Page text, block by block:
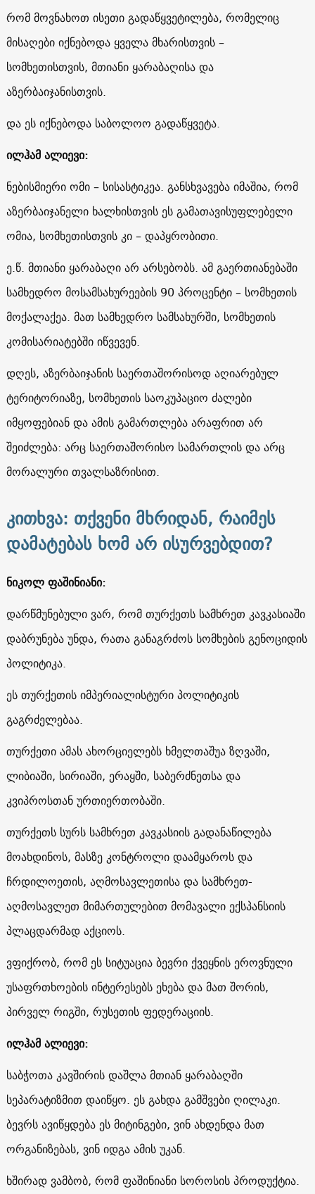
რომ მოვნახოთ ისეთი გადაწყვეტილება, რომელიც
მისაღები იქნებოდა ყველა მხარისთვის –
სომხეთისთვის, მთიანი ყარაბაღისა და
აზერბაიჯანისთვის.
და ეს იქნებოდა საბოლოო გადაწყვეტა.
ილჰამ ალიევი:
ნებისმიერი ომი – სისასტიკეა. განსხვავება იმაშია, რომ
აზერბაიჯანელი ხალხისთვის ეს გამათავისუფლებელი
ომია, სომხეთისთვის კი – დაპყრობითი.
ე.წ. მთიანი ყარაბაღი არ არსებობს. ამ გაერთიანებაში
სამხედრო მოსამსახურეების 90 პროცენტი – სომხეთის
მოქალაქეა. მათ სამხედრო სამსახურში, სომხეთის
კომისარიატებში იწვევენ.
დღეს, აზერბაიჯანის საერთაშორისოდ აღიარებულ
ტერიტორიაზე, სომხეთის საოკუპაციო ძალები
იმყოფებიან და ამის გამართლება არაფრით არ
შეიძლება: არც საერთაშორისო სამართლის და არც
მორალური თვალსაზრისით.
კითხვა: თქვენი მხრიდან, რაიმეს
დამატებას ხომ არ ისურვებდით?
ნიკოლ ფაშინიანი:
დარწმუნებული ვარ, რომ თურქეთს სამხრეთ კავკასიაში
დაბრუნება უნდა, რათა განაგრძოს სომხების გენოციდის
პოლიტიკა.
ეს თურქეთის იმპერიალისტური პოლიტიკის
გაგრძელებაა.
თურქეთი ამას ახორციელებს ხმელთაშუა ზღვაში,
ლიბიაში, სირიაში, ერაყში, საბერძნეთსა და
კვიპროსთან ურთიერთობაში.
თურქეთს სურს სამხრეთ კავკასიის გადანაწილება
მოახდინოს, მასზე კონტროლი დაამყაროს და
ჩრდილოეთის, აღმოსავლეთისა და სამხრეთ-
აღმოსავლეთ მიმართულებით მომავალი ექსპანსიის
პლაცდარმად აქციოს.
ვფიქრობ, რომ ეს სიტუაცია ბევრი ქვეყნის ეროვნული
უსაფრთხოების ინტერესებს ეხება და მათ შორის,
პირველ რიგში, რუსეთის ფედერაციის.
ილჰამ ალიევი:
საბჭოთა კავშირის დაშლა მთიან ყარაბაღში
სეპარატიზმით დაიწყო. ეს გახდა გამშვები ღილაკი.
ბევრს ავიწყდება ეს მიტინგები, ვინ ახდენდა მათ
ორგანიზებას, ვინ იდგა ამის უკან.
ხშირად ვამბობ, რომ ფაშინიანი სოროსის პროდუქტია.